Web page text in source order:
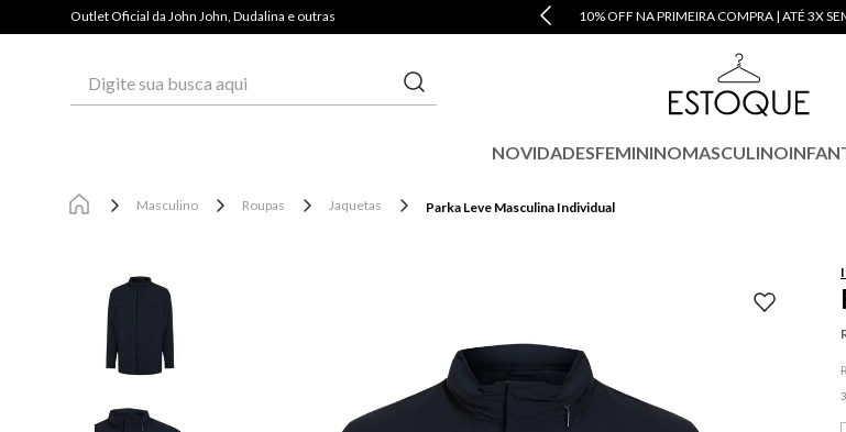
Outlet Oficial da John John, Dudalina e outrasPAGUE COM PIX E GANHE 3% OFF* 10% OFF NA PRIMEIRA COMPRA | ATÉ 3X
NOVIDADESFEMININOMASCULINO
Masculino Roupas Jaquetas Parka Leve Masculina Individual
3